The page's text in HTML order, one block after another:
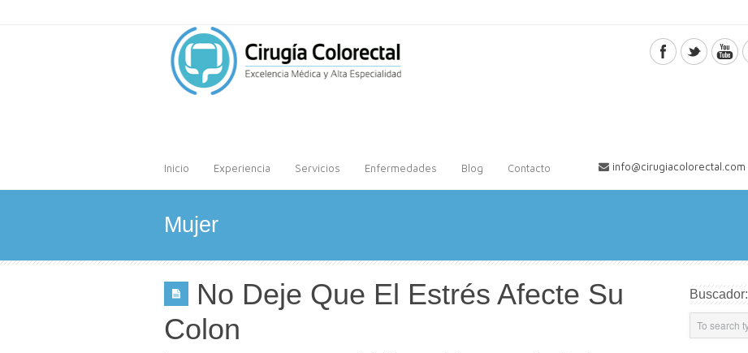
Inicio Experiencia Servicios Enfermedades Blog Contacto info@cirugiacolorectal.com
Mujer
No Deje Que El Estrés Afecte Su
Colon
Buscador: